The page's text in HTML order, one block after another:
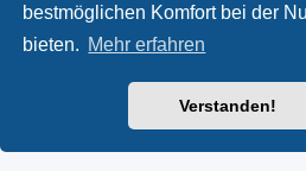
bestmöglichen Komfort bei der
bieten. Mehr erfahren
Verstanden!